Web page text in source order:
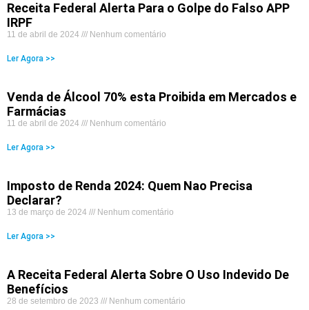
Receita Federal Alerta Para o Golpe do Falso APP
IRPF
11 de abril de 2024 Nenhum comentário
Ler Agora >>
Venda de Álcool 70% esta Proibida em Mercados e
Farmácias
11 de abril de 2024 Nenhum comentário
Ler Agora >>
Imposto de Renda 2024: Quem Nao Precisa
Declarar?
13 de março de 2024 Nenhum comentário
Ler Agora >>
A Receita Federal Alerta Sobre O Uso Indevido De
Benefícios
28 de setembro de 2023 Nenhum comentário